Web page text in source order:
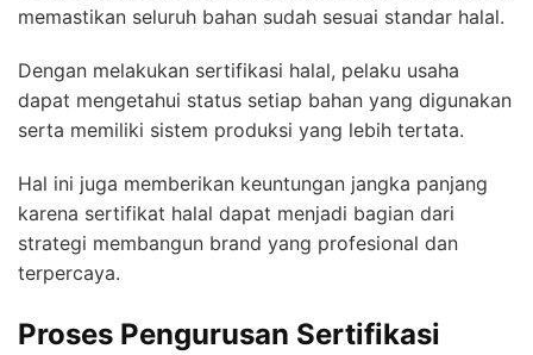
memastikan seluruh bahan sudah sesuai standar halal.
Dengan melakukan sertifikasi halal, pelaku usaha
dapat mengetahui status setiap bahan yang digunakan
serta memiliki sistem produksi yang lebih tertata.
Hal ini juga memberikan keuntungan jangka panjang
karena sertifikat halal dapat menjadi bagian dari
strategi membangun brand yang profesional dan
terpercaya.
Proses Pengurusan Sertifikasi